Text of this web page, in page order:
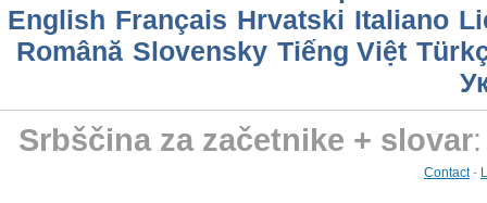
English Français Hrvatski Italiano
Română Slovensky Tiếng Việt
Srbščina za začetnike + slovar
Contact-